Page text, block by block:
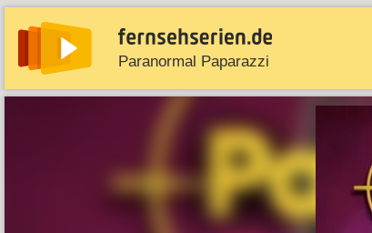
Paranormal Paparazzi
News Entdecken Streaming